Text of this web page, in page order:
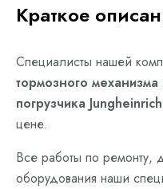
Краткое
Специалисты нашей
тормозного
погрузчика Jungheinrich
цене.
Все работы по ремонту,
оборудования наши